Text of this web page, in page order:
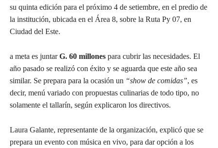
su quinta edición para el próximo 4 de setiembre, en el predio de
la institución, ubicada en el Área 8, sobre la Ruta Py 07, en
Ciudad del Este.
a meta es juntarG. 60 millones para cubrir las necesidades. El
año pasado se realizó con éxito y se aguarda que este año sea
similar. Se prepara para la ocasión un “show de comidas”, es
decir, menú variado con propuestas culinarias de todo tipo, no
solamente el tallarín, según explicaron los directivos.
Laura Galante, representante de la organización, explicó que se
prepara un evento con música en vivo, para dar opción a los